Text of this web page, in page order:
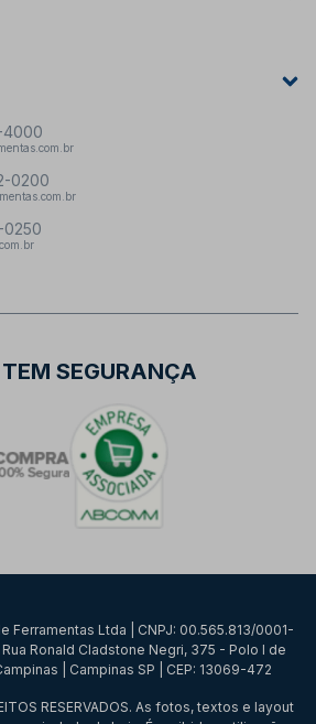
4000
0200
0250
SEGURANÇA
Ferramentas Ltda | CNPJ: 00.565.813/0001-
Rua Ronald Cladstone Negri, 375 - Polo I de
| Campinas SP | CEP: 13069-472
RESERVADOS. As fotos, textos e layout